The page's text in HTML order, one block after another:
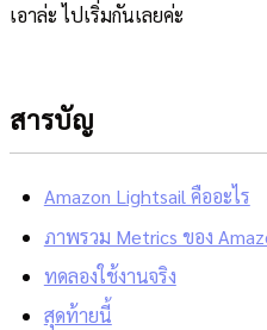
เอาล่ะ ไปเริ่มกันเลยค่ะ
สารบัญ
Amazon Lightsail คืออะไร
ภาพรวม Metrics ของ
ทดลองใช้งานจริง
สุดท้ายนี้